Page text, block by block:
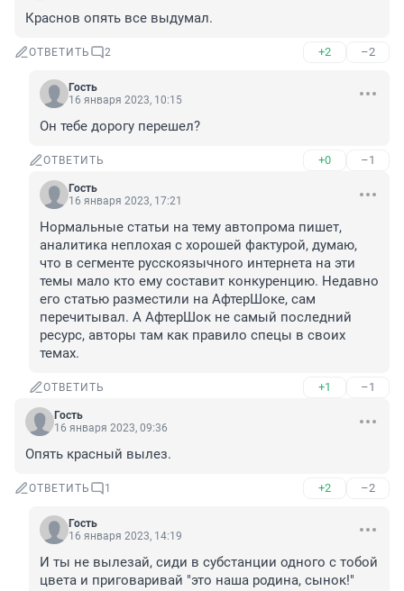
Краснов опять все выдумал.
ОТВЕТИТЬ 2 +2 –2
Гость
16 января 2023, 10:15
Он тебе дорогу перешел?
ОТВЕТИТЬ +0 –1
Гость
16 января 2023, 17:21
Нормальные статьи на тему автопрома пишет,
аналитика неплохая с хорошей фактурой, думаю,
что в сегменте русскоязычного интернета на эти
темы мало кто ему составит конкуренцию. Недавно
его статью разместили на АфтерШоке, сам
перечитывал. А АфтерШок не самый последний
ресурс, авторы там как правило спецы в своих
темах.
ОТВЕТИТЬ +1 –1
Гость
16 января 2023, 09:36
Опять красный вылез.
ОТВЕТИТЬ 1 +2 –2
Гость
16 января 2023, 14:19
И ты не вылезай, сиди в субстанции одного с тобой
цвета и приговаривай "это наша родина, сынок!"